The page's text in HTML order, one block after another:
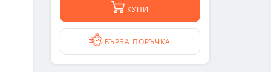
КУПИ
БЪРЗА ПОРЪЧКА